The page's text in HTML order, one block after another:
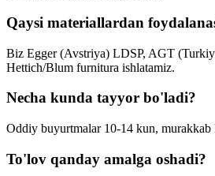
Qaysi materiallardan
Biz Egger (Avstriya) LDSP, AGT
Hettich/Blum furnitura ishlatamiz.
Necha kunda tayyor bo'ladi?
Oddiy buyurtmalar 10-14 kun,
To'lov qanday amalga oshadi?